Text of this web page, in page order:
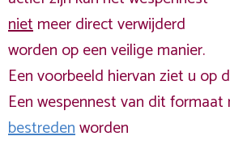
nietmeer direct verwijderd
worden op een veilige manier.
Een voorbeeld hiervan ziet u op
Een wespennest van dit
bestredenworden